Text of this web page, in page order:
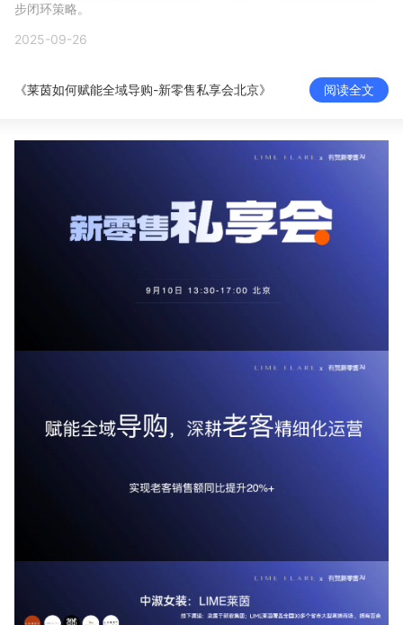
新零售大会
AllValue 战略合作
增长产品指南
产品更新动态 帮助中心
新零售资讯
私域课程 新零售内参
商家社区 社群交流
步闭环策略。
2025-09-26
《莱茵如何赋能全域导购-新零售私享会北京》 阅读全文